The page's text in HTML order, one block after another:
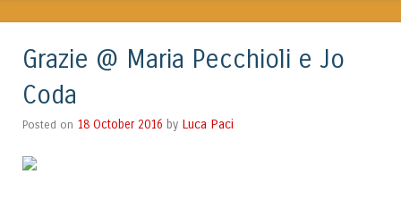
Grazie @ Maria Pecchioli e Jo
Coda
Posted on 18 October 2016 by Luca Paci